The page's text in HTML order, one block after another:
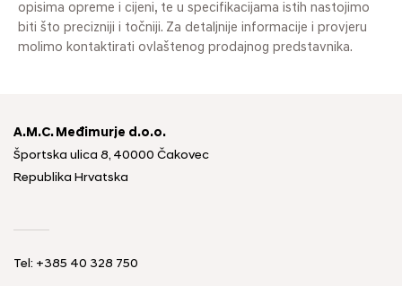
opisima opreme i cijeni, te u specifikacijama istih nastojimo
biti što precizniji i točniji. Za detaljnije informacije i provjeru
molimo kontaktirati ovlaštenog prodajnog predstavnika.
A.M.C. Međimurje d.o.o.
Športska ulica 8, 40000 Čakovec
Republika Hrvatska
Tel: +385 40 328 750